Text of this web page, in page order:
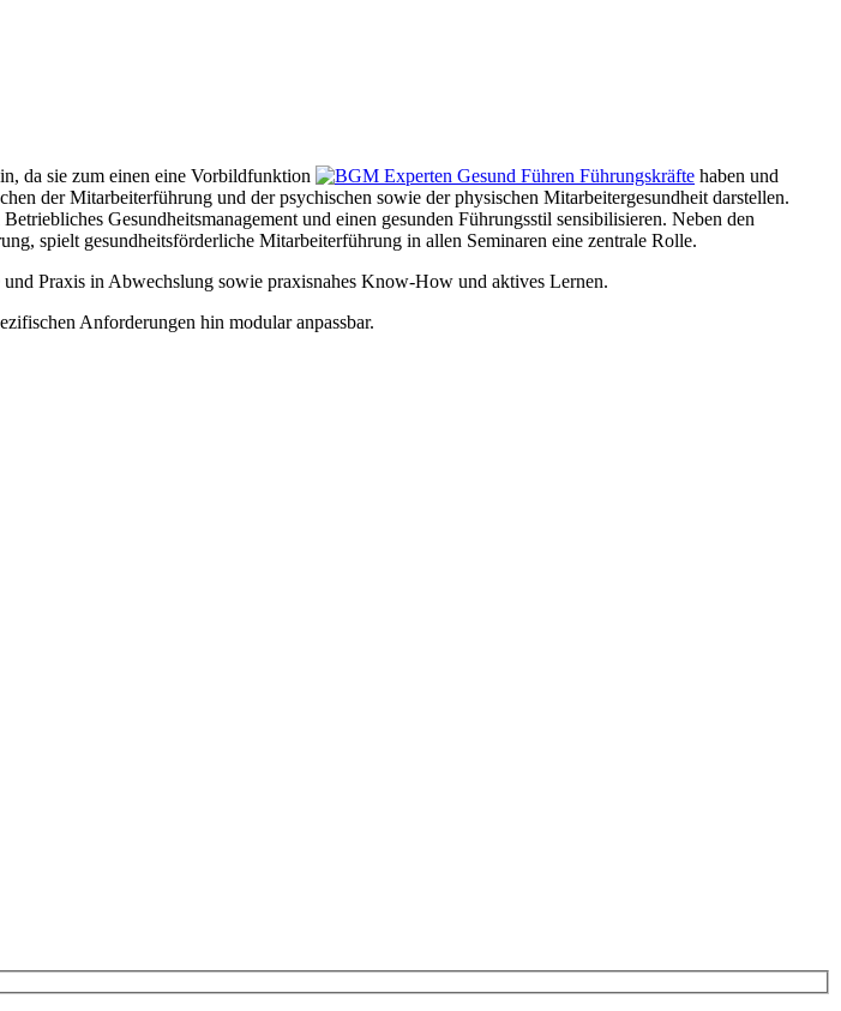
da sie zum einen eine Vorbildfunktion
haben und
der Mitarbeiterführung und der psychischen sowie der physischen Mitarbeitergesundheit darstellen.
Gesundheitsmanagement und einen gesunden Führungsstil sensibilisieren. Neben den
spielt gesundheitsförderliche Mitarbeiterführung in allen Seminaren eine zentrale Rolle.
Praxis in Abwechslung sowie praxisnahes Know-How und aktives Lernen.
Anforderungen hin modular anpassbar.